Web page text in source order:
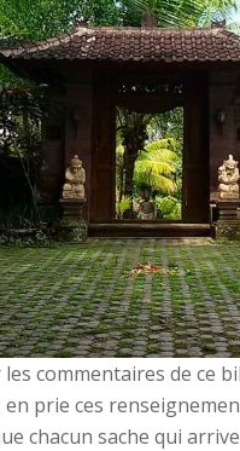
commentaires de ce
en prie ces
chacun sache qui